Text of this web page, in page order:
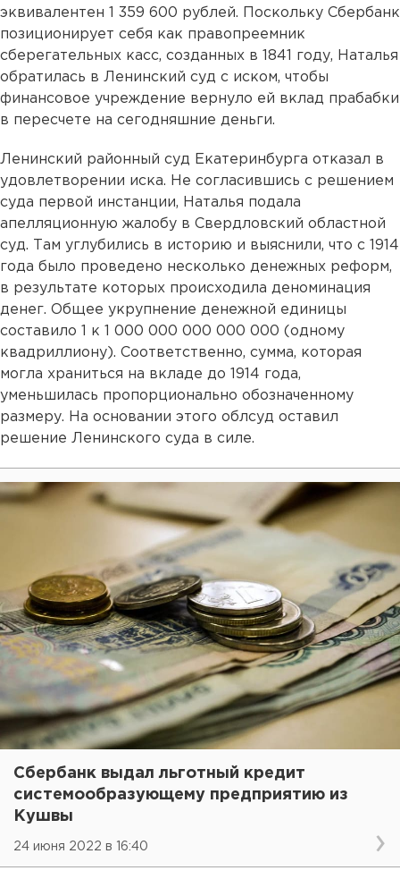
эквивалентен 1 359 600 рублей. Поскольку Сбербанк
позиционирует себя как правопреемник
сберегательных касс, созданных в 1841 году, Наталья
обратилась в Ленинский суд с иском, чтобы
финансовое учреждение вернуло ей вклад прабабки
в пересчете на сегодняшние деньги.
Ленинский районный суд Екатеринбурга отказал в
удовлетворении иска. Не согласившись с решением
суда первой инстанции, Наталья подала
апелляционную жалобу в Свердловский областной
суд. Там углубились в историю и выяснили, что с 1914
года было проведено несколько денежных реформ,
в результате которых происходила деноминация
денег. Общее укрупнение денежной единицы
составило 1 к 1 000 000 000 000 000 (одному
квадриллиону). Соответственно, сумма, которая
могла храниться на вкладе до 1914 года,
уменьшилась пропорционально обозначенному
размеру. На основании этого облсуд оставил
решение Ленинского суда в силе.
Сбербанк выдал льготный кредит
системообразующему предприятию из
Кушвы
24 июня 2022 в 16:40